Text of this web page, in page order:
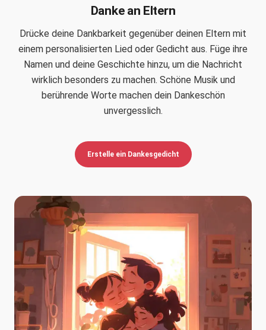
Danke an Eltern
Drücke deine Dankbarkeit gegenüber deinen Eltern mit
einem personalisierten Lied oder Gedicht aus. Füge ihre
Namen und deine Geschichte hinzu, um die Nachricht
wirklich besonders zu machen. Schöne Musik und
berührende Worte machen dein Dankeschön
unvergesslich.
Erstelle ein Dankesgedicht